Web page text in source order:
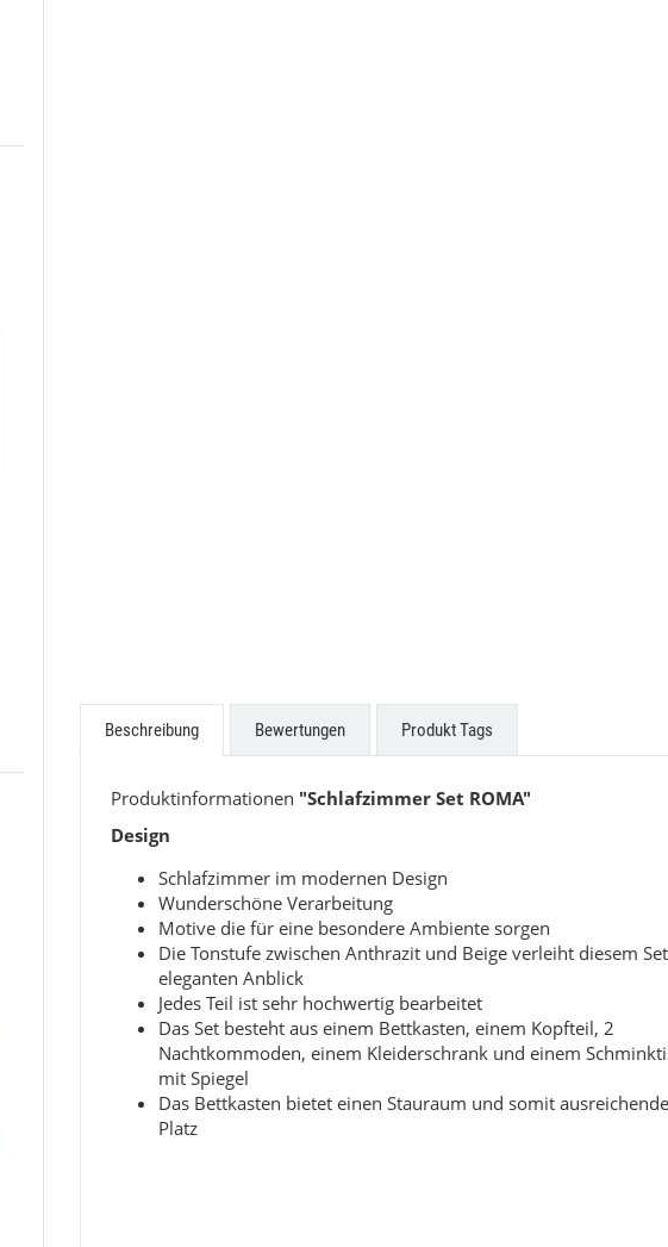
Beschreibung Bewertungen Produkt Tags
Produktinformationen "Schlafzimmer Set ROMA"
Design
Schlafzimmer im modernen Design
Wunderschöne Verarbeitung
Motive die für eine besondere Ambiente sorgen
Die Tonstufe zwischen Anthrazit und Beige verleiht diesem
eleganten Anblick
Jedes Teil ist sehr hochwertig bearbeitet
Das Set besteht aus einem Bettkasten, einem Kopfteil, 2
Nachtkommoden, einem Kleiderschrank und einem
mit Spiegel
Das Bettkasten bietet einen Stauraum und somit
Platz